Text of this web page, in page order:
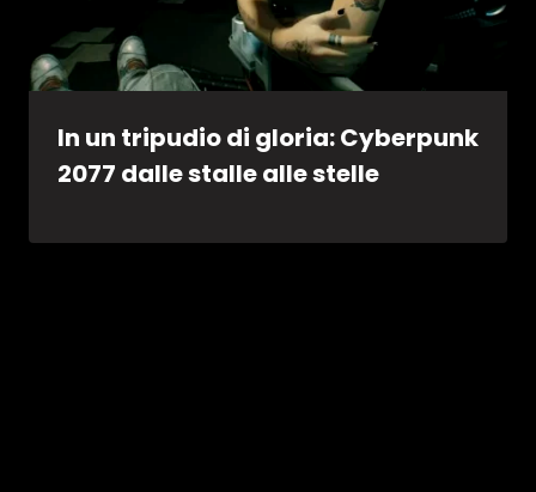
In un tripudio di gloria: Cyberpunk
2077 dalle stalle alle stelle